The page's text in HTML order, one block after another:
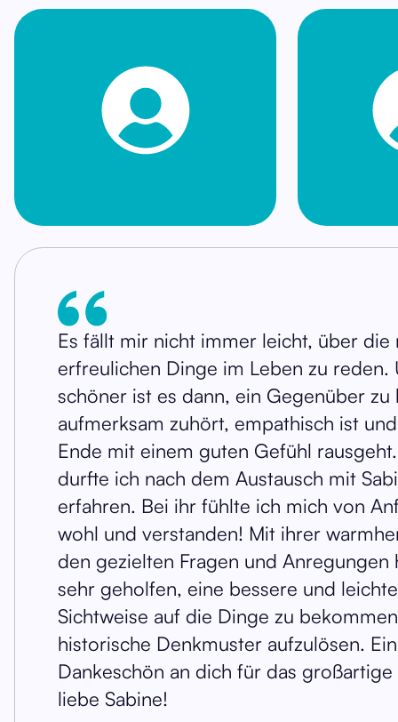
Es fällt mir nicht immer leicht, über die
erfreulichen Dinge im Leben zu reden.
schöner ist es dann, ein Gegenüber zu
aufmerksam zuhört, empathisch ist
Ende mit einem guten Gefühl
durfte ich nach dem Austausch mit
erfahren. Bei ihr fühlte ich mich von
wohl und verstanden! Mit ihrer
den gezielten Fragen und Anregungen
sehr geholfen, eine bessere und
Sichtweise auf die Dinge zu
historische Denkmuster aufzulösen.
Dankeschön an dich für das
liebe Sabine!